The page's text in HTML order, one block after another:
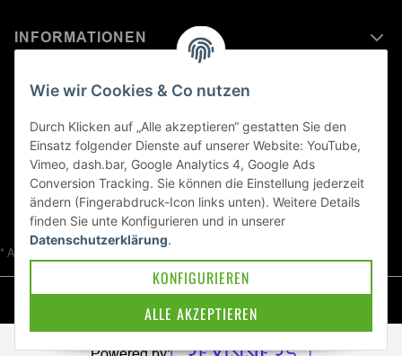
INFORMATIONEN
MEHR ERFAHREN ÜBER
KAWASAKI WELT
Blog
* Alle Preise inkl. gesetzlicher USt., zzgl.
Wie wir Cookies & Co nutzen
Durch Klicken auf „Alle akzeptieren“ gestatten Sie den
Einsatz folgender Dienste auf unserer Website: YouTube,
Vimeo, dash.bar, Google Analytics 4, Google Ads
Conversion Tracking. Sie können die Einstellung jederzeit
ändern (Fingerabdruck-Icon links unten). Weitere Details
finden Sie unte Konfigurieren und in unserer
Datenschutzerklärung.
ALLE AKZEPTIEREN
KONFIGURIEREN